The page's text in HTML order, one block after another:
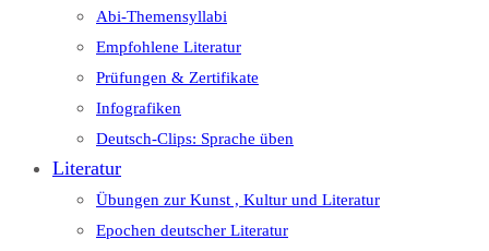
Abi-Themensyllabi
Empfohlene Literatur
Prüfungen & Zertifikate
Infografiken
Deutsch-Clips: Sprache üben
Literatur
Übungen zur Kunst , Kultur und Literatur
Epochen deutscher Literatur